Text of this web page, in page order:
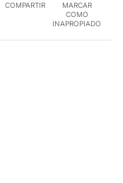
COMPARTIR
MARCAR
COMO
INAPROPIADO